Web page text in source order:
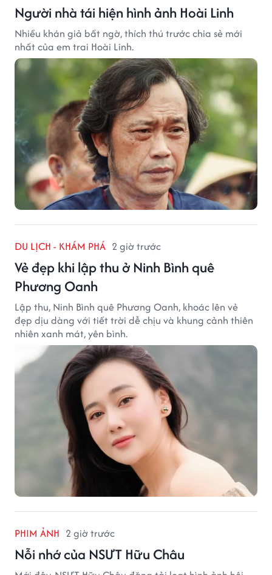
Người nhà tái hiện hình ảnh Hoài Linh
Nhiều khán giả bất ngờ, thích thú trước chia sẻ mới
nhất của em trai Hoài Linh.
DU LỊCH - KHÁM PHÁ 2 giờ trước
Vẻ đẹp khi lập thu ở Ninh Bình quê
Phương Oanh
Lập thu, Ninh Bình quê Phương Oanh, khoác lên vẻ
đẹp dịu dàng với tiết trời dễ chịu và khung cảnh thiên
nhiên xanh mát, yên bình.
PHIM ẢNH 2 giờ trước
Nỗi nhớ của NSƯT Hữu Châu